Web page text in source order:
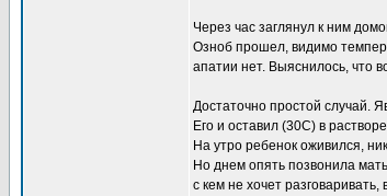
Через час заглянул к ним
Озноб прошел, видимо
апатии нет. Выяснилось, что
Достаточно простой случай.
Его и оставил (30С) в
На утро ребенок оживился,
Но днем опять позвонила
с кем не хочет